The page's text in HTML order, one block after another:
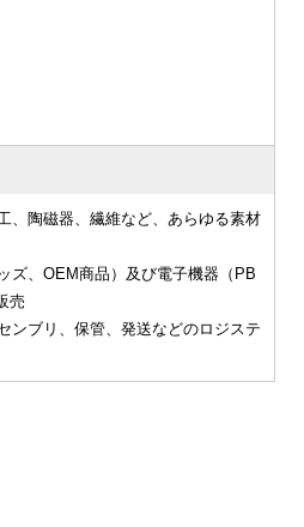
、陶磁器、繊維など、あらゆる素材
ズ、OEM商品）及び電子機器（PB
売
ンブリ、保管、発送などのロジステ